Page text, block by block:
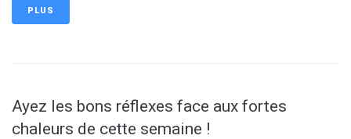
PLUS
Ayez les bons réflexes face aux fortes
chaleurs de cette semaine !